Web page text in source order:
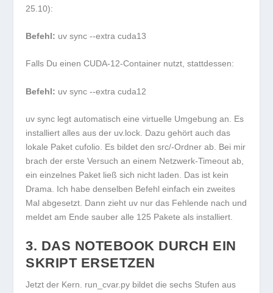
25.10):
Befehl: uv sync --extra cuda13
Falls Du einen CUDA-12-Container nutzt, stattdessen:
Befehl: uv sync --extra cuda12
uv sync legt automatisch eine virtuelle Umgebung an. Es
installiert alles aus der uv.lock . Dazu gehört auch das
lokale Paketcufolio . Es bildet densrc/-Ordner ab. Bei mir
brach der erste Versuch an einem Netzwerk-Timeout ab,
ein einzelnes Paket ließ sich nicht laden. Das ist kein
Drama. Ich habe denselben Befehl einfach ein zweites
Mal abgesetzt. Dann zieht uv nur das Fehlende nach und
meldet am Ende sauber alle 125 Pakete als installiert.
3. DAS NOTEBOOK DURCH EIN
SKRIPT ERSETZEN
Jetzt der Kern. run_cvar.py bildet die sechs Stufen aus